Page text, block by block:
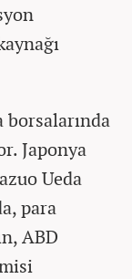
Japonya
Ueda
para
ABD